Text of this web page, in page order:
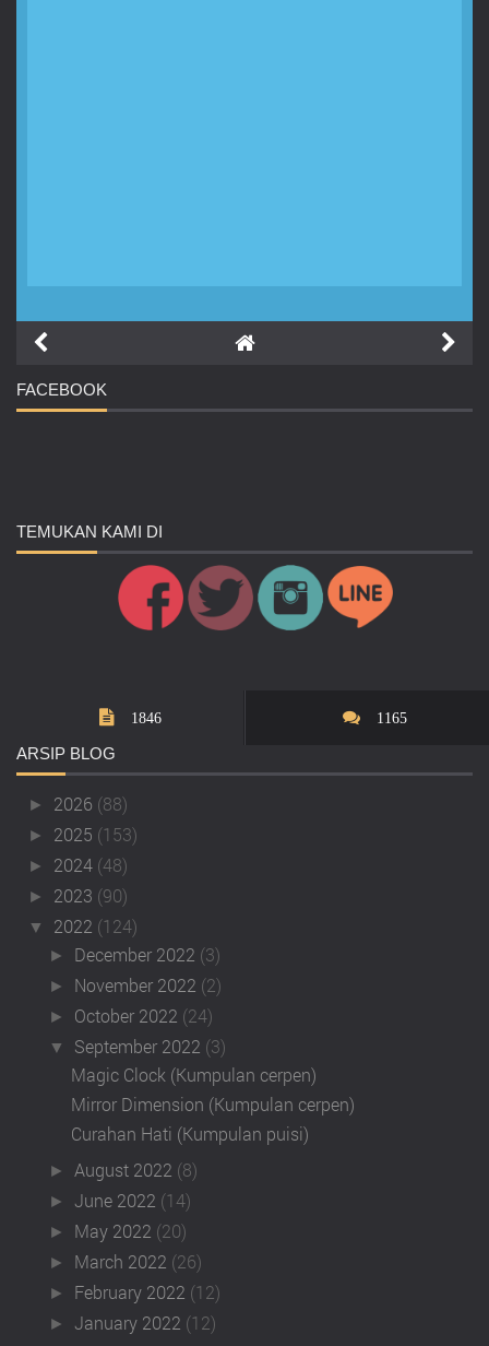
FACEBOOK
TEMUKAN KAMI DI
1846 1165
ARSIP BLOG
► 2026 (88)
► 2025 (153)
► 2024 (48)
► 2023 (90)
▼ 2022 (124)
► December 2022 (3)
► November 2022 (2)
► October 2022 (24)
▼ September 2022 (3)
Magic Clock (Kumpulan cerpen)
Mirror Dimension (Kumpulan cerpen)
Curahan Hati (Kumpulan puisi)
► August 2022 (8)
►June 2022 (14)
► May 2022 (20)
► March 2022 (26)
► February 2022 (12)
►January 2022 (12)